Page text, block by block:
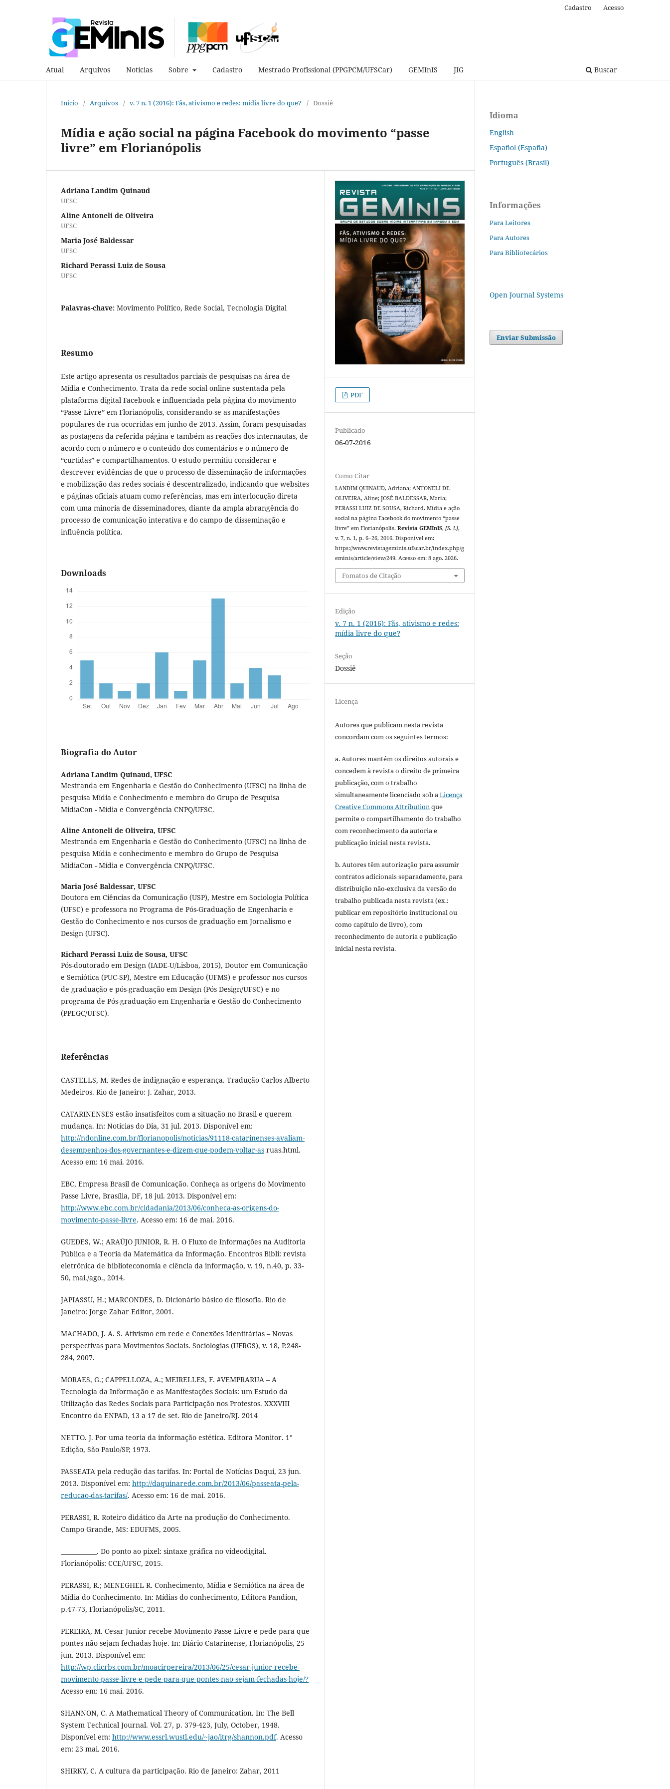
Atual Arquivos Notícias Sobre Cadastro Mestrado Profissional (PPGPCM/UFSCar) GEMInIS JIG Buscar
Cadastro Acesso
Início / Arquivos / v. 7 n. 1 (2016): Fãs, ativismo e redes: mídia livre do que? / Dossiê
Mídia e ação social na página Facebook do movimento “passe
livre” em Florianópolis
Adriana Landim Quinaud
UFSC
Aline Antoneli de Oliveira
UFSC
Maria José Baldessar
UFSC
Richard Perassi Luiz de Sousa
UFSC
Palavras-chave: Movimento Político, Rede Social, Tecnologia Digital
Resumo
Este artigo apresenta os resultados parciais de pesquisas na área de
Mídia e Conhecimento. Trata da rede social online sustentada pela
plataforma digital Facebook e influenciada pela página do movimento
“Passe Livre” em Florianópolis, considerando-se as manifestações
populares de rua ocorridas em junho de 2013. Assim, foram pesquisadas
as postagens da referida página e também as reações dos internautas, de
acordo com o número e o conteúdo dos comentários e o número de
“curtidas” e compartilhamentos. O estudo permitiu considerar e
descrever evidências de que o processo de disseminação de informações
e mobilização das redes sociais é descentralizado, indicando que websites
e páginas oficiais atuam como referências, mas em interlocução direta
com uma minoria de disseminadores, diante da ampla abrangência do
processo de comunicação interativa e do campo de disseminação e
influência política.
Downloads
Biografia do Autor
Adriana Landim Quinaud, UFSC
Mestranda em Engenharia e Gestão do Conhecimento (UFSC) na linha de
pesquisa Mídia e Conhecimento e membro do Grupo de Pesquisa
MidiaCon - Mídia e Convergência CNPQ/UFSC.
Aline Antoneli de Oliveira, UFSC
Mestranda em Engenharia e Gestão do Conhecimento (UFSC) na linha de
pesquisa Mídia e conhecimento e membro do Grupo de Pesquisa
MidiaCon - Mídia e Convergência CNPQ/UFSC.
Maria José Baldessar, UFSC
Doutora em Ciências da Comunicação (USP), Mestre em Sociologia Política
(UFSC) e professora no Programa de Pós-Graduação de Engenharia e
Gestão do Conhecimento e nos cursos de graduação em Jornalismo e
Design (UFSC).
Richard Perassi Luiz de Sousa, UFSC
Pós-doutorado em Design (IADE-U/Lisboa, 2015), Doutor em Comunicação
e Semiótica (PUC-SP), Mestre em Educação (UFMS) e professor nos cursos
de graduação e pós-graduação em Design (Pós Design/UFSC) e no
programa de Pós-graduação em Engenharia e Gestão do Conhecimento
(PPEGC/UFSC).
Referências
CASTELLS, M. Redes de indignação e esperança. Tradução Carlos Alberto
Medeiros. Rio de Janeiro: J. Zahar, 2013.
CATARINENSES estão insatisfeitos com a situação no Brasil e querem
mudança. In: Notícias do Dia, 31 jul. 2013. Disponível em:
http://ndonline.com.br/florianopolis/noticias/91118-catarinenses-avaliam-
desempenhos-dos-governantes-e-dizem-que-podem-voltar-as ruas.html.
Acesso em: 16 mai. 2016.
EBC, Empresa Brasil de Comunicação. Conheça as origens do Movimento
Passe Livre, Brasília, DF, 18 jul. 2013. Disponível em:
http://www.ebc.com.br/cidadania/2013/06/conheca-as-origens-do-
movimento-passe-livre. Acesso em: 16 de mai. 2016.
GUEDES, W.; ARAÚJO JUNIOR, R. H. O Fluxo de Informações na Auditoria
Pública e a Teoria da Matemática da Informação. Encontros Bibli: revista
eletrônica de biblioteconomia e ciência da informação, v. 19, n.40, p. 33-
50, mai./ago., 2014.
JAPIASSU, H.; MARCONDES, D. Dicionário básico de filosofia. Rio de
Janeiro: Jorge Zahar Editor, 2001.
MACHADO, J. A. S. Ativismo em rede e Conexões Identitárias – Novas
perspectivas para Movimentos Sociais. Sociologias (UFRGS), v. 18, P.248-
284, 2007.
MORAES, G.; CAPPELLOZA, A.; MEIRELLES, F. #VEMPRARUA – A
Tecnologia da Informação e as Manifestações Sociais: um Estudo da
Utilização das Redes Sociais para Participação nos Protestos. XXXVIII
Encontro da ENPAD, 13 a 17 de set. Rio de Janeiro/RJ. 2014
NETTO. J. Por uma teoria da informação estética. Editora Monitor. 1°
Edição, São Paulo/SP, 1973.
PASSEATA pela redução das tarifas. In: Portal de Notícias Daqui, 23 jun.
2013. Disponível em: http://daquinarede.com.br/2013/06/passeata-pela-
reducao-das-tarifas/. Acesso em: 16 de mai. 2016.
PERASSI, R. Roteiro didático da Arte na produção do Conhecimento.
Campo Grande, MS: EDUFMS, 2005.
____________. Do ponto ao pixel: sintaxe gráfica no videodigital.
Florianópolis: CCE/UFSC, 2015.
PERASSI, R.; MENEGHEL R. Conhecimento, Mídia e Semiótica na área de
Mídia do Conhecimento. In: Mídias do conhecimento, Editora Pandion,
p.47-73, Florianópolis/SC, 2011.
PEREIRA, M. Cesar Junior recebe Movimento Passe Livre e pede para que
pontes não sejam fechadas hoje. In: Diário Catarinense, Florianópolis, 25
jun. 2013. Disponível em:
http://wp.clicrbs.com.br/moacirpereira/2013/06/25/cesar-junior-recebe-
movimento-passe-livre-e-pede-para-que-pontes-nao-sejam-fechadas-hoje/?
Acesso em: 16 mai. 2016.
SHANNON, C. A Mathematical Theory of Communication. In: The Bell
System Technical Journal. Vol. 27, p. 379-423, July, October, 1948.
Disponível em: http://www.essrl.wustl.edu/~jao/itrg/shannon.pdf. Acesso
em: 23 mai. 2016.
SHIRKY, C. A cultura da participação. Rio de Janeiro: Zahar, 2011
PDF
Publicado
06-07-2016
Como Citar
LANDIM QUINAUD, Adriana; ANTONELI DE
OLIVEIRA, Aline; JOSÉ BALDESSAR, Maria;
PERASSI LUIZ DE SOUSA, Richard. Mídia e ação
social na página Facebook do movimento “passe
livre” em Florianópolis.Revista GEMInIS,[S. l.],
v. 7, n. 1, p. 6–26, 2016. Disponível em:
https://www.revistageminis.ufscar.br/index.php/g
eminis/article/view/249. Acesso em: 8 ago. 2026.
Fomatos de Citação
Edição
v. 7 n. 1 (2016): Fãs, ativismo e redes:
mídia livre do que?
Seção
Dossiê
Licença
Autores que publicam nesta revista
concordam com os seguintes termos:
a. Autores mantém os direitos autorais e
concedem à revista o direito de primeira
publicação, com o trabalho
simultaneamente licenciado sob aLicença
Creative Commons Attributionque
permite o compartilhamento do trabalho
com reconhecimento da autoria e
publicação inicial nesta revista.
b. Autores têm autorização para assumir
contratos adicionais separadamente, para
distribuição não-exclusiva da versão do
trabalho publicada nesta revista (ex.:
publicar em repositório institucional ou
como capítulo de livro), com
reconhecimento de autoria e publicação
inicial nesta revista.
Idioma
English
Español (España)
Português (Brasil)
Informações
Para Leitores
Para Autores
Para Bibliotecários
Open Journal Systems
Enviar Submissão